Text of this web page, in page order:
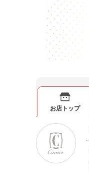
お店トップ